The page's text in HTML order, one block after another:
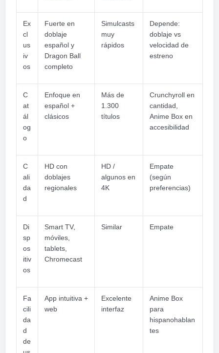
Ex
cl
us
iv
os
Fuerte en
doblaje
español y
Dragon Ball
completo
Simulcasts
muy
rápidos
Depende:
doblaje vs
velocidad de
estreno
C
at
ál
og
o
Enfoque en
español +
clásicos
Más de
1.300
títulos
Crunchyroll en
cantidad,
Anime Box en
accesibilidad
C
ali
da
d
HD con
doblajes
regionales
HD /
algunos en
4K
Empate
(según
preferencias)
Di
sp
os
itiv
os
Smart TV,
móviles,
tablets,
Chromecast
Similar Empate
Fa
cili
da
d
de
App intuitiva +
web
Excelente
interfaz
Anime Box
para
hispanohablan
tes